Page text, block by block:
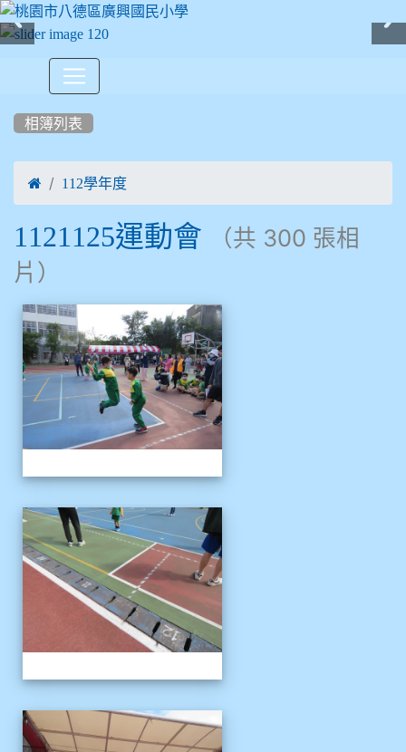
相簿列表
 112學年度
1121125運動會
（共 300 張相
片）
相簿列表 1121125運動會